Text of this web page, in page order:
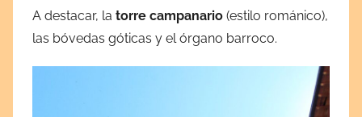
A destacar, la torre campanario (estilo románico),
las bóvedas góticas y el órgano barroco.